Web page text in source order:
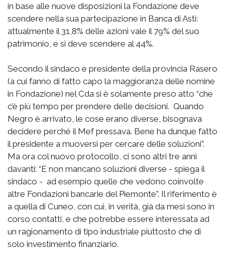
in base alle nuove disposizioni la Fondazione deve
scendere nella sua partecipazione in Banca di Asti:
attualmente il 31,8% delle azioni vale il 79% del suo
patrimonio, e si deve scendere al 44%.
Secondo il sindaco e presidente della provincia Rasero
(a cui fanno di fatto capo la maggioranza delle nomine
in Fondazione) nel Cda si è solamente preso atto “che
c’è più tempo per prendere delle decisioni. Quando
Negro è arrivato, le cose erano diverse, bisognava
decidere perché il Mef pressava. Bene ha dunque fatto
il presidente a muoversi per cercare delle soluzioni”.
Ma ora col nuovo protocollo, ci sono altri tre anni
davanti: “E non mancano soluzioni diverse - spiega il
sindaco - ad esempio quelle che vedono coinvolte
altre Fondazioni bancarie del Piemonte”. Il riferimento è
a quella di Cuneo, con cui, in verità, già da mesi sono in
corso contatti, e che potrebbe essere interessata ad
un ragionamento di tipo industriale piuttosto che di
solo investimento finanziario.